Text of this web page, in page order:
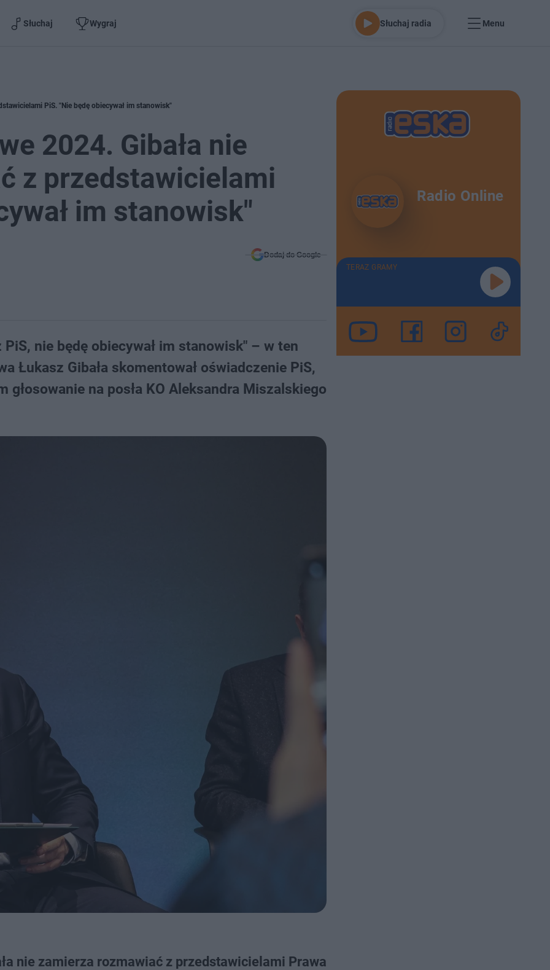
Słuchaj Wygraj Słuchaj radia Menu
PiS. "Nie będę obiecywał im stanowisk"
2024. Gibała nie
z przedstawicielami
im stanowisk"
Dodaj do Google
nie będę obiecywał im stanowisk" – w ten
Łukasz Gibała skomentował oświadczenie PiS,
na posła KO Aleksandra Miszalskiego
nie zamierza rozmawiać z przedstawicielami Prawa
Radio Online
TERAZ GRAMY